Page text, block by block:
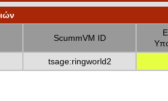
ScummVM ID
tsage:ringworld2